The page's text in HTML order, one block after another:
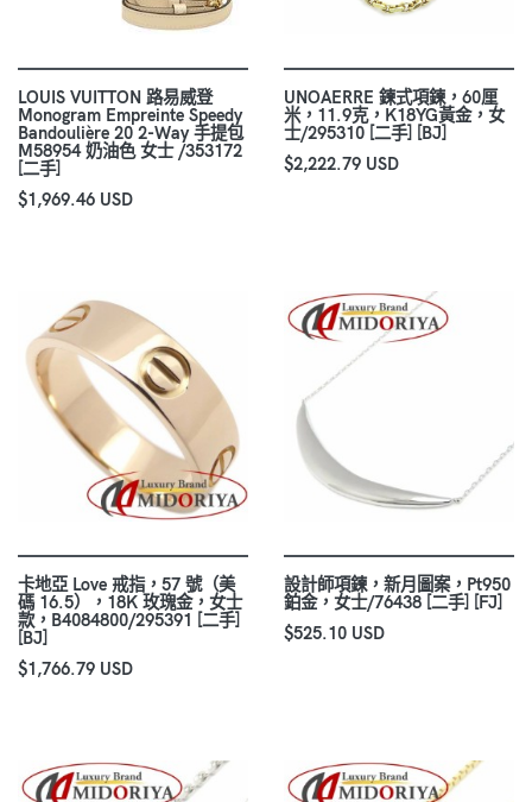
LOUIS VUITTON 路易威登
Monogram Empreinte Speedy
Bandoulière 20 2-Way 手提包
M58954 奶油色 女士 /353172
[二手]
$1,969.46 USD
UNOAERRE 鍊式項鍊，60厘
米，11.9克，K18YG黃金，女
士/295310 [二手] [BJ]
$2,222.79 USD
卡地亞 Love 戒指，57 號（美
碼 16.5），18K 玫瑰金，女士
款，B4084800/295391 [二手]
[BJ]
$1,766.79 USD
設計師項鍊，新月圖案，Pt950
鉑金，女士/76438 [二手] [FJ]
$525.10 USD